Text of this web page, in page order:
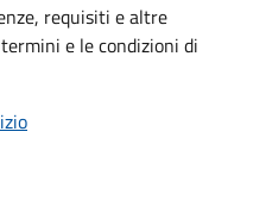
requisiti e altre
e le condizioni di